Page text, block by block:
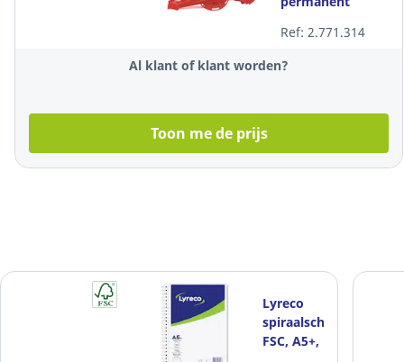
Ref: 2.771.314
Al klant of klant worden?
Toon me de prijs
Lyreco
spiraalschrift
FSC, A5+,